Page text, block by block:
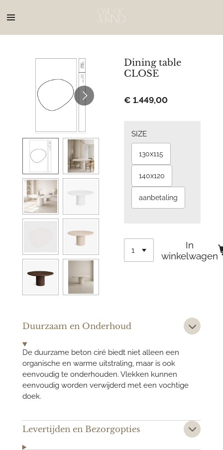
direct
Dining table
CLOSE
€ 1.449,00
SIZE
130x115
140x120
aanbetaling
In
winkelwagen
Duurzaam en Onderhoud
De duurzame beton ciré biedt niet alleen een
organische en warme uitstraling, maar is ook
eenvoudig te onderhouden. Vlekken kunnen
eenvoudig worden verwijderd met een vochtige
doek.
Levertijden en Bezorgopties